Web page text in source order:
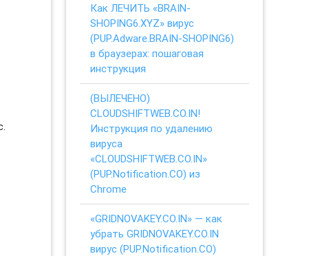
Как ЛЕЧИТЬ «BRAIN-
SHOPING6.XYZ» вирус
(PUP.Adware.BRAIN-SHOPING6)
в браузерах: пошаговая
инструкция
(ВЫЛЕЧЕНО)
CLOUDSHIFTWEB.CO.IN!
Инструкция по удалению
вируса
«CLOUDSHIFTWEB.CO.IN»
(PUP.Notification.CO) из
Chrome
«GRIDNOVAKEY.CO.IN» — как
убрать GRIDNOVAKEY.CO.IN
вирус (PUP.Notification.CO)